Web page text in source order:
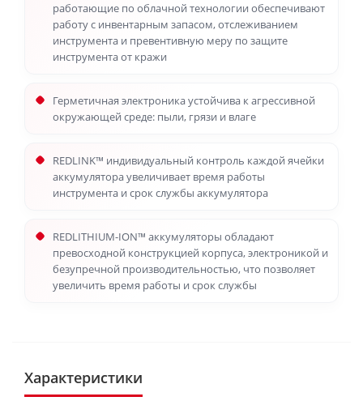
работающие по облачной технологии обеспечивают
работу с инвентарным запасом, отслеживанием
инструмента и превентивную меру по защите
инструмента от кражи
Герметичная электроника устойчива к агрессивной
окружающей среде: пыли, грязи и влаге
REDLINK™ индивидуальный контроль каждой ячейки
аккумулятора увеличивает время работы
инструмента и срок службы аккумулятора
REDLITHIUM-ION™ аккумуляторы обладают
превосходной конструкцией корпуса, электроникой и
безупречной производительностью, что позволяет
увеличить время работы и срок службы
Характеристики